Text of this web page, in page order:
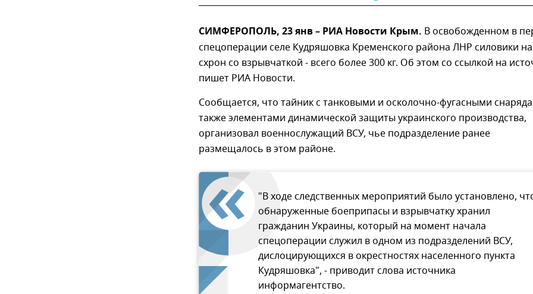
СИМФЕРОПОЛЬ, 23 янв – РИА Новости Крым. В освобожденном в
спецоперации селе Кудряшовка Кременского района ЛНР силовики
схрон со взрывчаткой - всего более 300 кг. Об этом со ссылкой на
пишет РИА Новости.
Сообщается, что тайник с танковыми и осколочно-фугасными
также элементами динамической защиты украинского производства,
организовал военнослужащий ВСУ, чье подразделение ранее
размещалось в этом районе.
"В ходе следственных мероприятий было установлено,
обнаруженные боеприпасы и взрывчатку хранил
гражданин Украины, который на момент начала
спецоперации служил в одном из подразделений ВСУ,
дислоцирующихся в окрестностях населенного пункта
Кудряшовка", - приводит слова источника
информагентство.